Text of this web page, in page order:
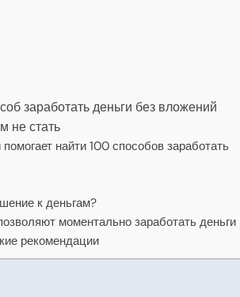
заработать деньги без вложений
не стать
найти 100 способов заработать
к деньгам?
моментально заработать деньги
рекомендации